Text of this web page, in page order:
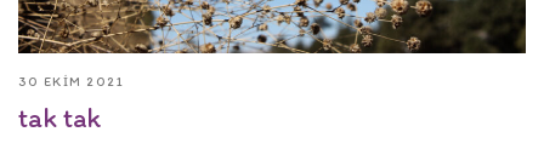
30 EKIM 2021
tak tak